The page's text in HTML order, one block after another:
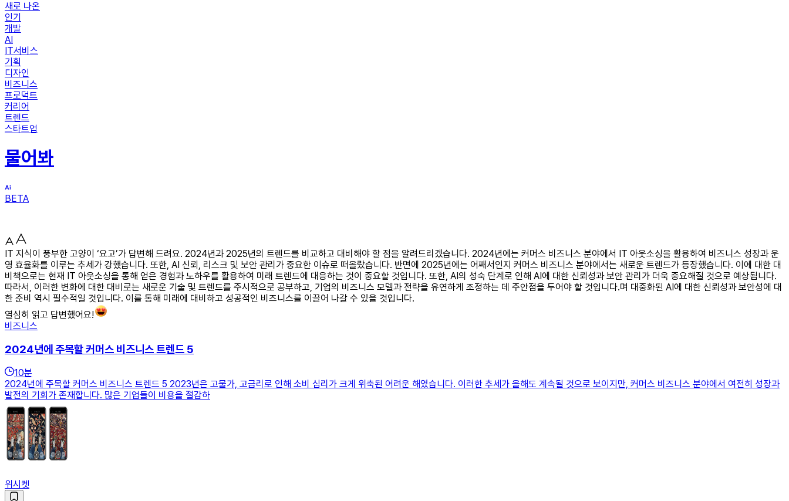
새로 나온
인기
개발
AI
IT서비스
기획
디자인
비즈니스
프로덕트
커리어
트렌드
스타트업
물어봐
BETA
IT 지식이 풍부한 고양이 ‘요고’가 답변해 드려요. 2024년과 2025년의 트렌드를 비교하고 대비해야 할 점을 알려드리겠습니다. 2024년에는 커머스 비즈니스 분야에서 IT 아웃소싱을 활용하여 비즈니스 성장과 운
영 효율화를 이루는 추세가 강했습니다. 또한, AI 신뢰, 리스크 및 보안 관리가 중요한 이슈로 떠올랐습니다. 반면에 2025년에는 어째서인지 커머스 비즈니스 분야에서는 새로운 트렌드가 등장했습니다. 이에 대한 대
비책으로는 현재 IT 아웃소싱을 통해 얻은 경험과 노하우를 활용하여 미래 트렌드에 대응하는 것이 중요할 것입니다. 또한, AI의 성숙 단계로 인해 AI에 대한 신뢰성과 보안 관리가 더욱 중요해질 것으로 예상됩니다.
따라서, 이러한 변화에 대한 대비로는 새로운 기술 및 트렌드를 주시적으로 공부하고, 기업의 비즈니스 모델과 전략을 유연하게 조정하는 데 주안점을 두어야 할 것입니다.며 대중화된 AI에 대한 신뢰성과 보안성에 대
한 준비 역시 필수적일 것입니다. 이를 통해 미래에 대비하고 성공적인 비즈니스를 이끌어 나갈 수 있을 것입니다.
열심히 읽고 답변했어요!
비즈니스
2024년에 주목할 커머스 비즈니스 트렌드 5
10분
2024년에 주목할 커머스 비즈니스 트렌드 5 2023년은 고물가, 고금리로 인해 소비 심리가 크게 위축된 어려운 해였습니다. 이러한 추세가 올해도 계속될 것으로 보이지만, 커머스 비즈니스 분야에서 여전히 성장과
발전의 기회가 존재합니다. 많은 기업들이 비용을 절감하
위시켓